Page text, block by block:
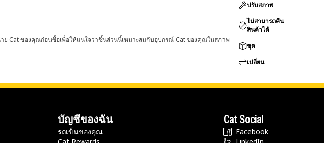
Cat ของคุณก่อนซื้อเพื่อให้แน่ใจว่าชิ้นส่วนนี้เหมาะสมกับอุปกรณ์ Cat ของคุณในสภาพ
ปรับสภาพ
ไม่สามารถคืน
สินค้าได้
ชุด
เปลี่ยน
บัญชีของฉัน
รถเข็นของคุณ
Cat Social
Facebook